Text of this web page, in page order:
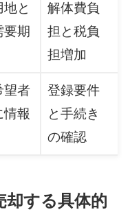
と
要期
解体費負
担と税負
担増加
望者
情報
登録要件
と手続き
の確認
却する具体的